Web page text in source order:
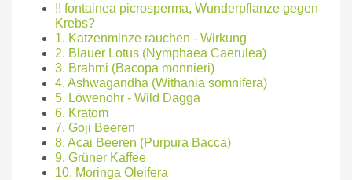
!! fontainea picrosperma, Wunderpflanze gegen
Krebs?
1. Katzenminze rauchen - Wirkung
2. Blauer Lotus (Nymphaea Caerulea)
3. Brahmi (Bacopa monnieri)
4. Ashwagandha (Withania somnifera)
5. Löwenohr - Wild Dagga
6. Kratom
7. Goji Beeren
8. Acai Beeren (Purpura Bacca)
9. Grüner Kaffee
10. Moringa Oleifera